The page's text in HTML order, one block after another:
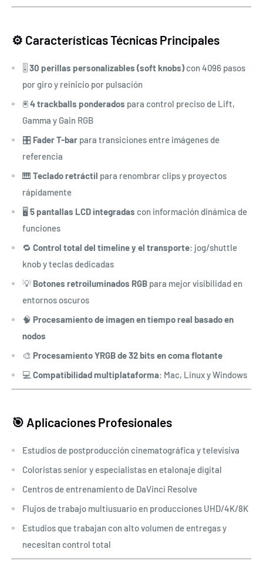
⚙️ Características Técnicas Principales
🎚️ 30 perillas personalizables (soft knobs)con 4096 pasos
por giro y reinicio por pulsación
🖲️4 trackballs ponderados para control preciso de Lift,
Gamma y Gain RGB
🎛️ Fader T-bar para transiciones entre imágenes de
referencia
🎹 Teclado retráctil para renombrar clips y proyectos
rápidamente
🖥️ 5 pantallas LCD integradas con información dinámica de
funciones
🔁 Control total del timeline y el transporte: jog/shuttle
knob y teclas dedicadas
💡 Botones retroiluminados RGB para mejor visibilidad en
entornos oscuros
🧠 Procesamiento de imagen en tiempo real basado en
nodos
🎨 Procesamiento YRGB de 32 bits en coma flotante
💻 Compatibilidad multiplataforma: Mac, Linux y Windows
🎯 Aplicaciones Profesionales
Estudios de postproducción cinematográfica y televisiva
Coloristas senior y especialistas en etalonaje digital
Centros de entrenamiento de DaVinci Resolve
Flujos de trabajo multiusuario en producciones UHD/4K/8K
Estudios que trabajan con alto volumen de entregas y
necesitan control total